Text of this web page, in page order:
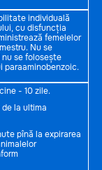
individuală
cu disfuncția
femelelor
Nu se
se folosește
- 10 zile.
la ultima
pînă la expirarea